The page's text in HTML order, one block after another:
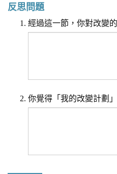
反思問題
經過這一節，你對改變
你覺得「我的改變計劃